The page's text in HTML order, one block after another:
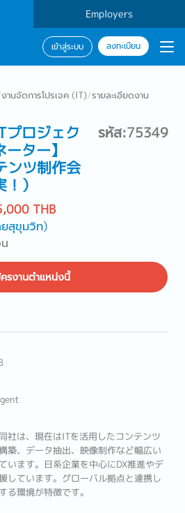
Employers
เข้าสู่ระบบ ลงทะเบียน
งานจัดการโปรเจค (IT)/รายละเอียดงาน
プロジェク
ター】
ンツ制作会
）
รหัส:75349
THB
สุขุมวิท)
รงานตำแหน่งนี้
社は、現在はITを活用したコンテンツ
築、データ抽出、映像制作など幅広い
います。日系企業を中心にDX推進やデ
しています。グローバル拠点と連携し
る環境が特徴です。